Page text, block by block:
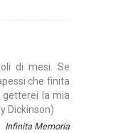
di mesi. Se
che finita
getterei la mia
Dickinson)
Infinita Memoria